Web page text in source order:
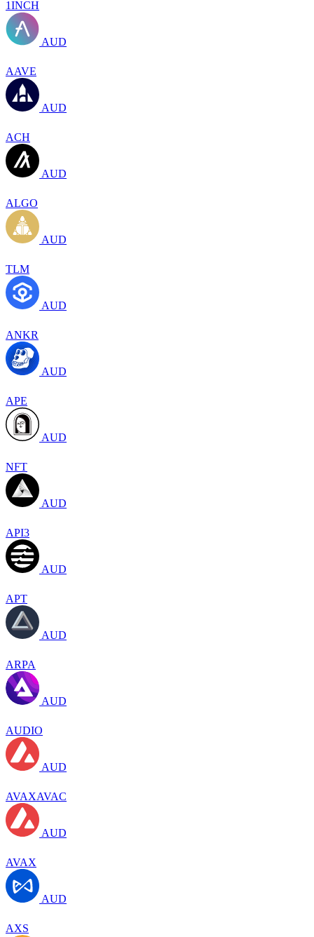
1INCH
AUD
AAVE
AUD
ACH
AUD
ALGO
AUD
TLM
AUD
ANKR
AUD
APE
AUD
NFT
AUD
API3
AUD
APT
AUD
ARPA
AUD
AUDIO
AUD
AVAXAVAC
AUD
AVAX
AUD
AXS